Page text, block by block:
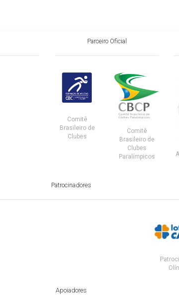
Parceiro Oficial
Comitê
Brasileiro de
Clubes
Comitê
Brasileiro de
Clubes
Paralímpicos
Patrocinadores
Apoiadores